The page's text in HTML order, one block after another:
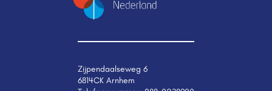
Zijpendaalseweg 6
6814CK Arnhem